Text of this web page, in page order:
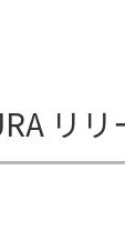
リ